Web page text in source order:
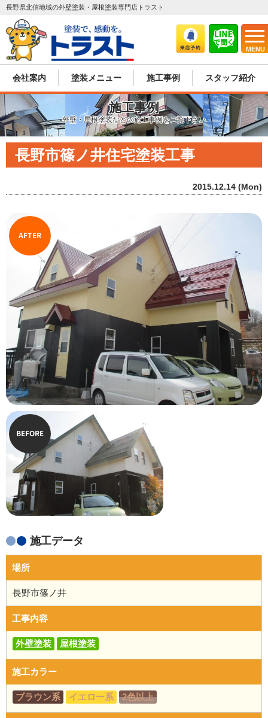
MENU
長野県北信地域の外壁塗装・屋根塗装専門店トラスト
会社案内 塗装メニュー 施工事例 スタッフ紹介
施工事例
外壁・屋根塗装などの施工事例をご覧下さい
長野市篠ノ井住宅塗装工事
2015.12.14 (Mon)
AFTER
BEFORE
施工データ
場所
長野市篠ノ井
工事内容
外壁塗装 屋根塗装
施工カラー
ブラウン系 イエロー系 2色以上